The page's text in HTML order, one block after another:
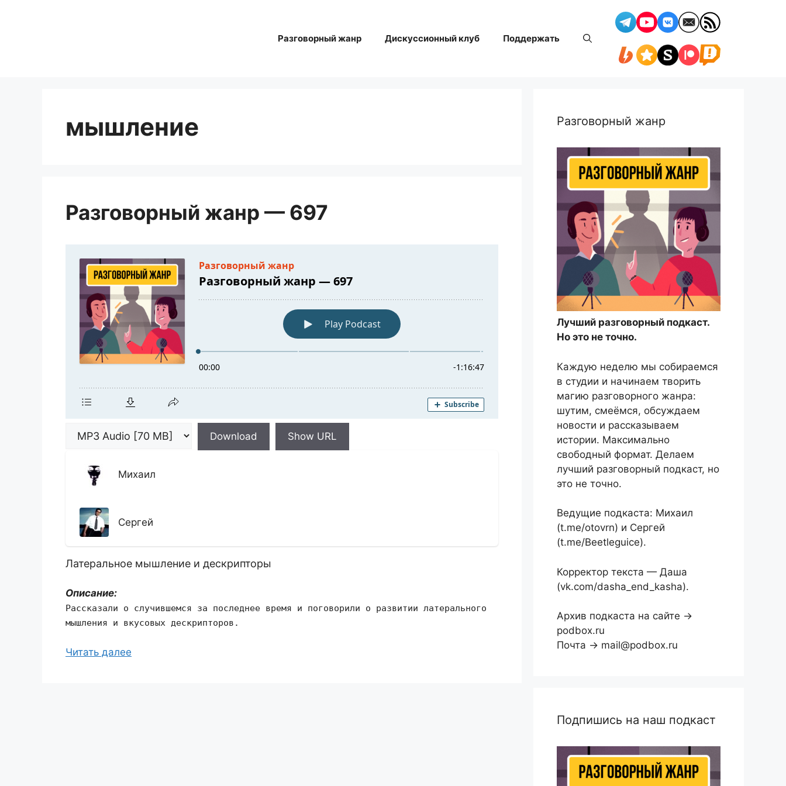
Разговорный жанр Дискуссионный клуб Поддержать
мышление
Разговорный жанр — 697
Download Show URL
Михаил
Сергей
Латеральное мышление и дескрипторы
Описание:
Рассказали о случившемся за последнее время и поговорили о развитии латерального
мышления и вкусовых дескрипторов.
Читать далее
Разговорный жанр
Лучший разговорный подкаст.
Но это не точно.
Каждую неделю мы собираемся
в студии и начинаем творить
магию разговорного жанра:
шутим, смеёмся, обсуждаем
новости и рассказываем
истории. Максимально
свободный формат. Делаем
лучший разговорный подкаст, но
это не точно.
Ведущие подкаста: Михаил
(t.me/otovrn) и Сергей
(t.me/Beetleguice).
Корректор текста — Даша
(vk.com/dasha_end_kasha).
Архив подкаста на сайте →
podbox.ru
Почта → mail@podbox.ru
Подпишись на наш подкаст